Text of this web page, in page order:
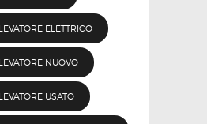
ELETTRICO
NUOVO
USATO